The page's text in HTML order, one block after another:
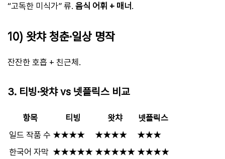
“고독한 미식가” 류. 음식 어휘 + 매너 .
10) 왓챠 청춘·일상 명작
잔잔한 호흡 + 친근체.
3. 티빙·왓챠 vs 넷플릭스 비교
항목 티빙 왓챠
넷플릭스
일드 작품 수 ★★★★ ★★★★
★★★
한국어 자막 ★★★★★ ★★★★★ ★★★★